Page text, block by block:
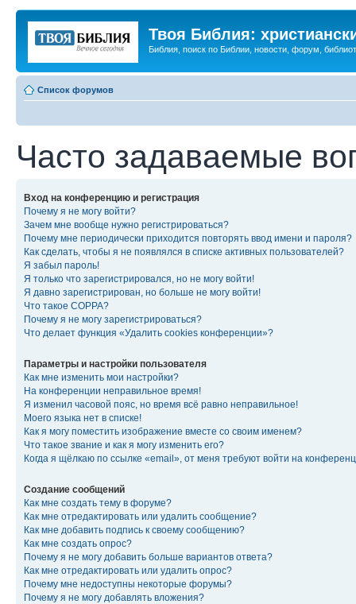
Твоя Библия:
Библия, поиск по Библии, новости, форум,
Список форумов
Часто задаваемые
Вход на конференцию и регистрация
Почему я не могу войти?
Зачем мне вообще нужно регистрироваться?
Почему мне периодически приходится повторять ввод имени и пароля?
Как сделать, чтобы я не появлялся в списке активных пользователей?
Я забыл пароль!
Я только что зарегистрировался, но не могу войти!
Я давно зарегистрирован, но больше не могу войти!
Что такое COPPA?
Почему я не могу зарегистрироваться?
Что делает функция «Удалить cookies конференции»?
Параметры и настройки пользователя
Как мне изменить мои настройки?
На конференции неправильное время!
Я изменил часовой пояс, но время всё равно неправильное!
Моего языка нет в списке!
Как я могу поместить изображение вместе со своим именем?
Что такое звание и как я могу изменить его?
Когда я щёлкаю по ссылке «email», от меня требуют войти на
Создание сообщений
Как мне создать тему в форуме?
Как мне отредактировать или удалить сообщение?
Как мне добавить подпись к своему сообщению?
Как мне создать опрос?
Почему я не могу добавить больше вариантов ответа?
Как мне отредактировать или удалить опрос?
Почему мне недоступны некоторые форумы?
Почему я не могу добавлять вложения?